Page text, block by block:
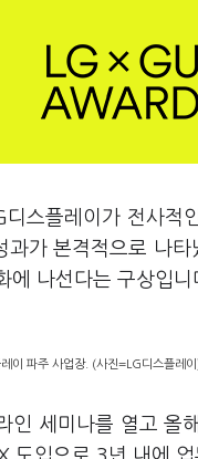
스플레이가 전사
과가 본격적으로 나
에 나선다는 구상입니
레이 파주 사업장. (사진=LG디스플레이
세미나를 열고 올